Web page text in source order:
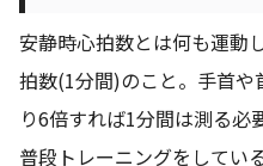
安静時心拍数とは何も運動
拍数(1分間)のこと。手首
り6倍すれば1分間は測る必
普段トレーニングをしてい